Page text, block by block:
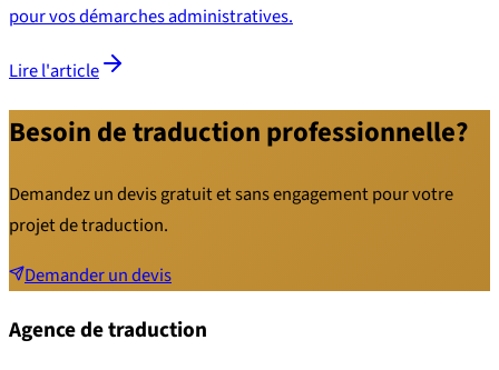
pour vos démarches administratives.
Lire l'article
Besoin de traduction professionnelle?
Demandez un devis gratuit et sans engagement pour votre
projet de traduction.
Demander un devis
Agence de traduction